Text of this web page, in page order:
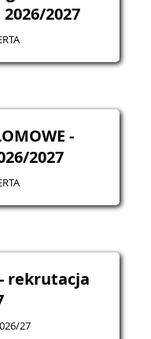
2027
-
2027
rekrutacja
27